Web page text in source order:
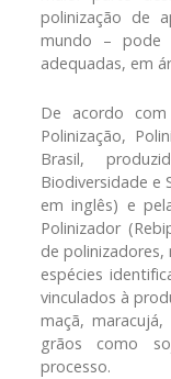
polinização de
mundo – pode
adequadas, em
De acordo
Polinização,
Brasil,
Biodiversidade e
em inglês) e
Polinizador
de
espécies
vinculados à
maçã,
grãos como
processo.